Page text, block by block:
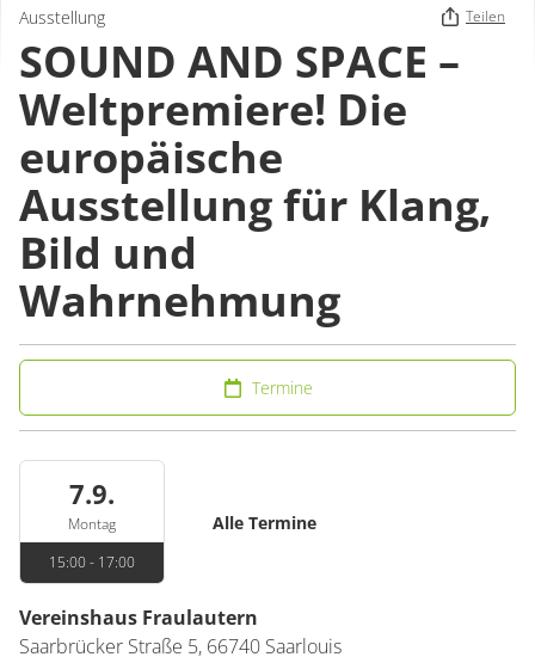
Ausstellung Teilen
SOUND AND SPACE –
Weltpremiere! Die
europäische
Ausstellung für Klang,
Bild und
Wahrnehmung
Termine
7.9.
Montag
15:00 - 17:00
Alle Termine
Vereinshaus Fraulautern
Saarbrücker Straße 5, 66740 Saarlouis